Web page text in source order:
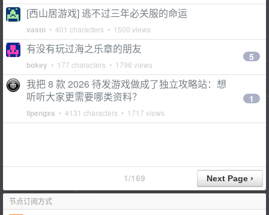
[西山居游戏] 逃不过三年必关服的命运
vasto • 401 characters • 1500 views
有没有玩过海之乐章的朋友
bokey • 177 characters • 1796 views
5
我把 8 款 2026 待发游戏做成了独立攻略站：想
听听大家更需要哪类资料？
lipengxs • 4131 characters • 1717 views
1
1/169
节点订阅方式